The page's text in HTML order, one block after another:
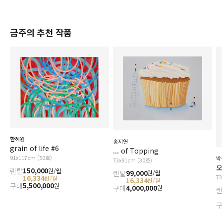
금주의 추천 작품
한혜원
grain of life #6
91x117cm (50호)
렌탈150,000원/월
16,334원/월
구매5,500,000원
송지연
... of Topping
73x91cm (30호)
렌탈99,000원/월
16,334원/월
구매4,000,000원